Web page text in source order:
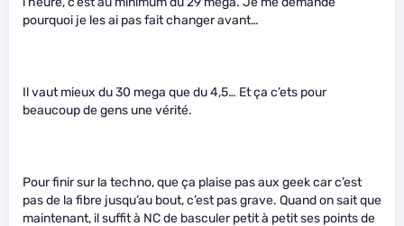
pourquoi je les ai pas fait changer avant…
Il vaut mieux du 30 mega que du 4,5… Et ça c’ets pour
beaucoup de gens une vérité.
Pour finir sur la techno, que ça plaise pas aux geek car c’est
pas de la fibre jusqu’au bout, c’est pas grave. Quand on sait que
maintenant, il suffit à NC de basculer petit à petit ses points de